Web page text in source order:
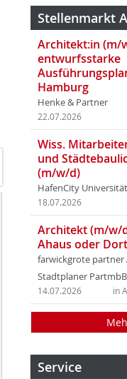
Stellenmarkt
Architekt:in (m/
entwurfsstarke
Hamburg
Henke & Partner
22.07.2026
Wiss.
und
(m/w/d)
HafenCity
18.07.2026
Architekt (m/w/
Ahaus oder
farwickgrote partner
Stadtplaner PartmbB
in
14.07.2026
Service